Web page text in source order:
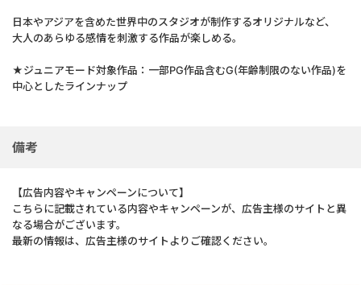
日本やアジアを含めた世界中のスタジオが制作するオリジナルなど、
大人のあらゆる感情を刺激する作品が楽しめる。
★ジュニアモード対象作品：一部PG作品含むG(年齢制限のない作品)を
中心としたラインナップ
備考
【広告内容やキャンペーンについて】
こちらに記載されている内容やキャンペーンが、広告主様のサイトと異
なる場合がございます。
最新の情報は、広告主様のサイトよりご確認ください。